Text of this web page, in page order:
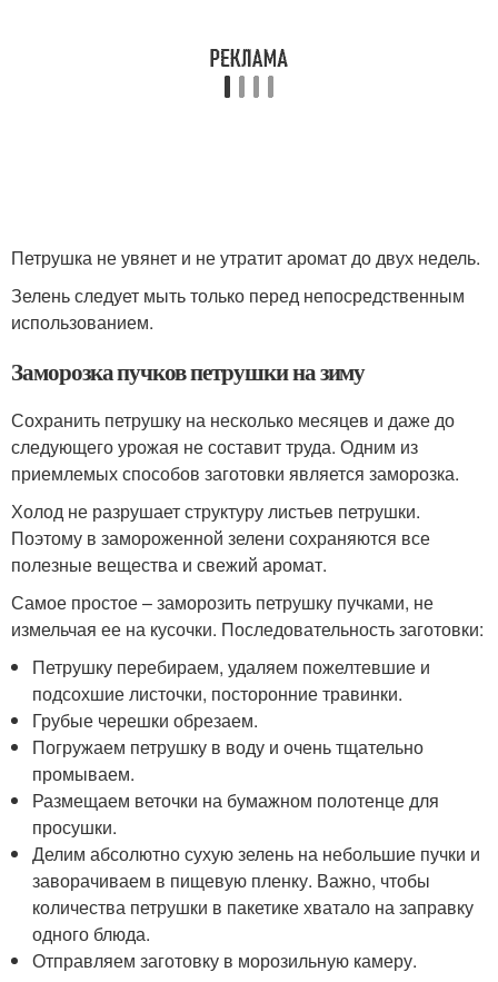
Петрушка не увянет и не утратит аромат до двух недель.
Зелень следует мыть только перед непосредственным
использованием.
Заморозка пучков петрушки на зиму
Сохранить петрушку на несколько месяцев и даже до
следующего урожая не составит труда. Одним из
приемлемых способов заготовки является заморозка.
Холод не разрушает структуру листьев петрушки.
Поэтому в замороженной зелени сохраняются все
полезные вещества и свежий аромат.
Самое простое – заморозить петрушку пучками, не
измельчая ее на кусочки. Последовательность заготовки:
Петрушку перебираем, удаляем пожелтевшие и
подсохшие листочки, посторонние травинки.
Грубые черешки обрезаем.
Погружаем петрушку в воду и очень тщательно
промываем.
Размещаем веточки на бумажном полотенце для
просушки.
Делим абсолютно сухую зелень на небольшие пучки и
заворачиваем в пищевую пленку. Важно, чтобы
количества петрушки в пакетике хватало на заправку
одного блюда.
Отправляем заготовку в морозильную камеру.